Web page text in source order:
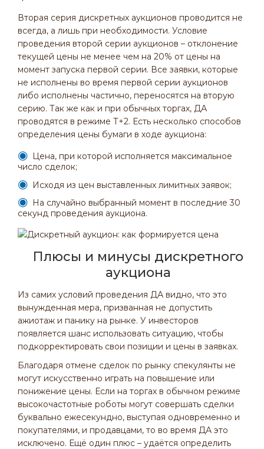
Вторая серия дискретных аукционов проводится не
всегда, а лишь при необходимости. Условие
проведения второй серии аукционов – отклонение
текущей цены не менее чем на 20% от цены на
момент запуска первой серии. Все заявки, которые
не исполнены во время первой серии аукционов
либо исполнены частично, переносятся на вторую
серию. Так же как и при обычных торгах, ДА
проводятся в режиме Т+2. Есть несколько способов
определения цены бумаги в ходе аукциона:
Цена, при которой исполняется максимальное
число сделок;
Исходя из цен выставленных лимитных заявок;
На случайно выбранный момент в последние 30
секунд проведения аукциона.
Плюсы и минусы дискретного
аукциона
Из самих условий проведения ДА видно, что это
вынужденная мера, призванная не допустить
ажиотаж и панику на рынке. У инвесторов
появляется шанс использовать ситуацию, чтобы
подкорректировать свои позиции и цены в заявках.
Благодаря отмене сделок по рынку спекулянты не
могут искусственно играть на повышение или
понижение цены. Если на торгах в обычном режиме
высокочастотные роботы могут совершать сделки
буквально ежесекундно, выступая одновременно и
покупателями, и продавцами, то во время ДА это
исключено. Ещё один плюс – удаётся определить